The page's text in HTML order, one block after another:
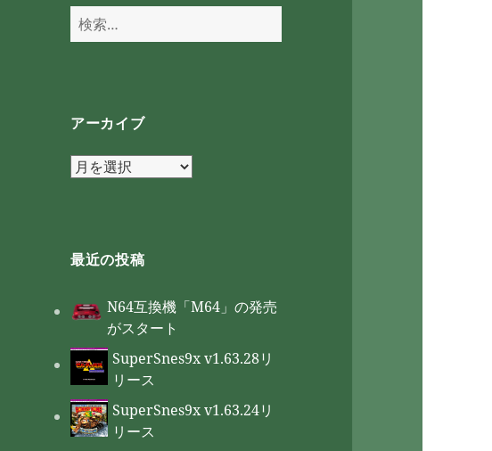
検
索:
アーカイブ
ア
ブ
最近の投稿
N64互換機「M64」の発売
がスタート
SuperSnes9x v1.63.28リ
リース
SuperSnes9x v1.63.24リ
リース